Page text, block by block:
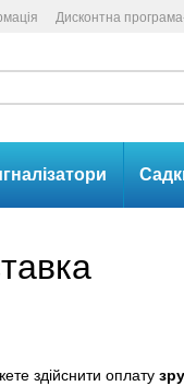
Дисконтна
здійснити оплату